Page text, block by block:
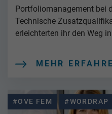
Portfoliomanagement bei
Technische
erleichterten ihr den Weg
MEHR
#OVE FEM #WORDRAP